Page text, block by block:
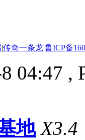
|传奇一条龙|鲁ICP备
04:47 ,
地 X3.4